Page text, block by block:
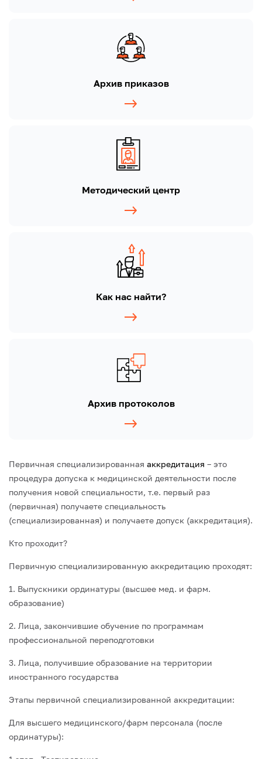
Архив приказов
Методический центр
Как нас найти?
Архив протоколов
Первичная специализированная аккредитация – это
процедура допуска к медицинской деятельности после
получения новой специальности, т.е. первый раз
(первичная) получаете специальность
(специализированная) и получаете допуск (аккредитация).
Кто проходит?
Первичную специализированную аккредитацию проходят:
1. Выпускники ординатуры (высшее мед. и фарм.
образование)
2. Лица, закончившие обучение по программам
профессиональной переподготовки
3. Лица, получившие образование на территории
иностранного государства
Этапы первичной специализированной аккредитации:
Для высшего медицинского/фарм персонала (после
ординатуры):